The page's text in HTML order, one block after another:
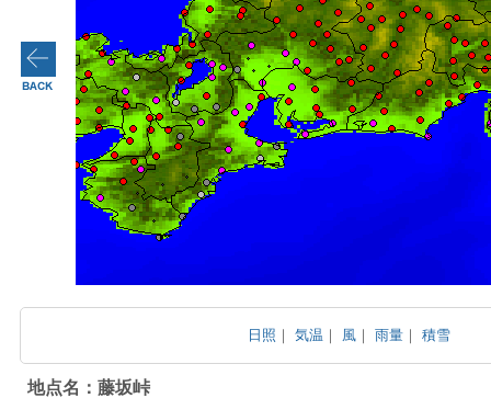
日照 ｜気温 ｜ 風 ｜雨量 ｜積雪
地点名：藤坂峠